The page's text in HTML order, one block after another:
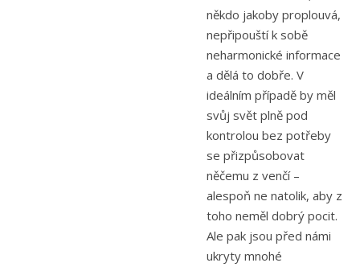
někdo jakoby proplouvá,
nepřipouští k sobě
neharmonické informace
a dělá to dobře. V
ideálním případě by měl
svůj svět plně pod
kontrolou bez potřeby
se přizpůsobovat
něčemu z venčí –
alespoň ne natolik, aby z
toho neměl dobrý pocit.
Ale pak jsou před námi
ukryty mnohé